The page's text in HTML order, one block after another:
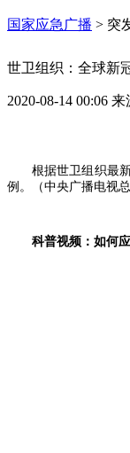
国家应急广播 > 突
世卫组织：全球新
2020-08-14 00:06 来
根据世卫组织最
例。（中央广播电视
科普视频：如何